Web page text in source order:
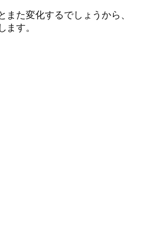
また変化するでしょうから、
す。